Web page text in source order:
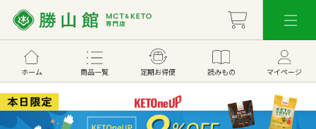
ホーム 商品一覧 定期お得便 読みもの マイページ